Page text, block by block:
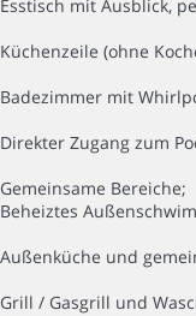
Esstisch mit Ausblick,
Küchenzeile (ohne
Badezimmer mit
Direkter Zugang zum
Gemeinsame Bereiche;
Beheiztes
Außenküche und
Grill / Gasgrill und